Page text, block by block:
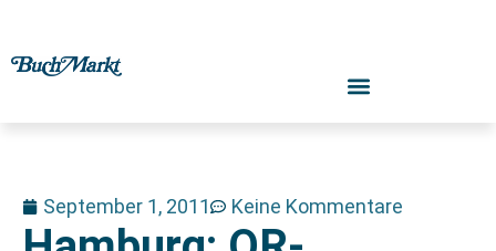
September 1, 2011 Keine Kommentare